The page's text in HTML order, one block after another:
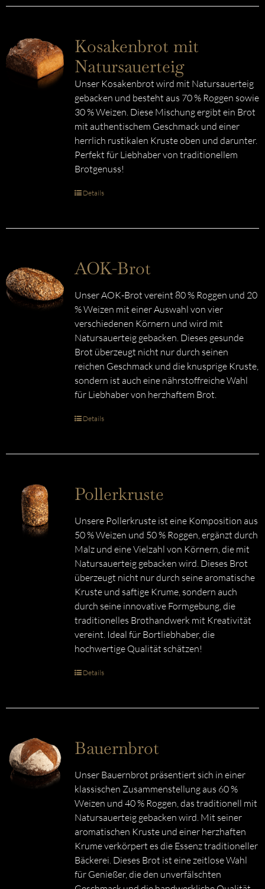
Kosakenbrot mit
Natursauerteig
Unser Kosakenbrot wird mit Natursauerteig
gebacken und besteht aus 70 % Roggen sowie
30 % Weizen. Diese Mischung ergibt ein Brot
mit authentischem Geschmack und einer
herrlich rustikalen Kruste oben und darunter.
Perfekt für Liebhaber von traditionellem
Brotgenuss!
Details
AOK-Brot
Unser AOK-Brot vereint 80 % Roggen und 20
% Weizen mit einer Auswahl von vier
verschiedenen Körnern und wird mit
Natursauerteig gebacken. Dieses gesunde
Brot überzeugt nicht nur durch seinen
reichen Geschmack und die knusprige Kruste,
sondern ist auch eine nährstoffreiche Wahl
für Liebhaber von herzhaftem Brot.
Details
Pollerkruste
Unsere Pollerkruste ist eine Komposition aus
50 % Weizen und 50 % Roggen, ergänzt durch
Malz und eine Vielzahl von Körnern, die mit
Natursauerteig gebacken wird. Dieses Brot
überzeugt nicht nur durch seine aromatische
Kruste und saftige Krume, sondern auch
durch seine innovative Formgebung, die
traditionelles Brothandwerk mit Kreativität
vereint. Ideal für Bortliebhaber, die
hochwertige Qualität schätzen!
Details
Bauernbrot
Unser Bauernbrot präsentiert sich in einer
klassischen Zusammenstellung aus 60 %
Weizen und 40 % Roggen, das traditionell mit
Natursauerteig gebacken wird. Mit seiner
aromatischen Kruste und einer herzhaften
Krume verkörpert es die Essenz traditioneller
Bäckerei. Dieses Brot ist eine zeitlose Wahl
für Genießer, die den unverfälschten